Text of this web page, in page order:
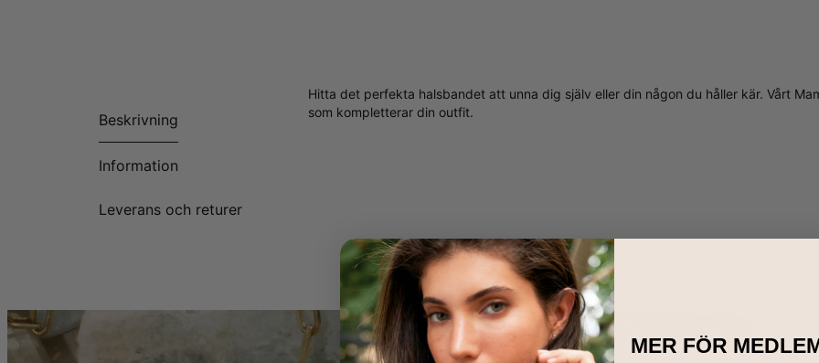
Beskrivning
Information
Leverans och returer
Hitta det perfekta halsbandet att unna dig själv eller din någon du håller kär. Vårt
som kompletterar din outfit.
MER FÖR